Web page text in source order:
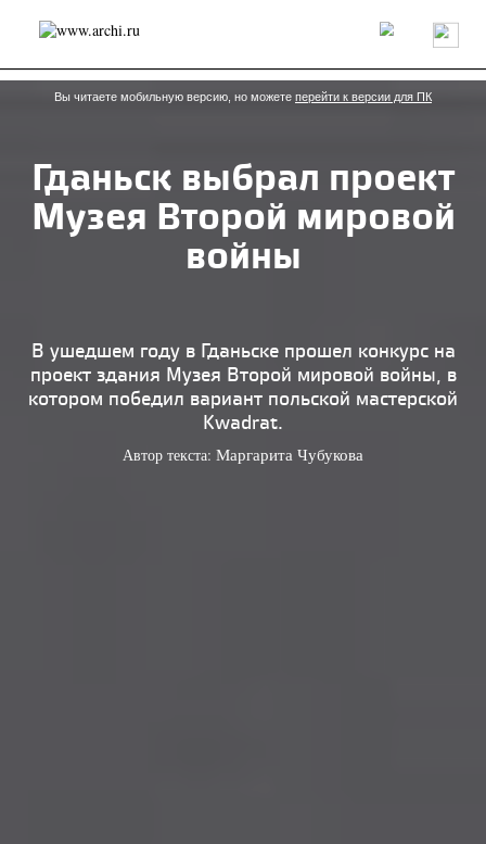
Россия Мир Технологии Интерьер Пресса
Архитекторы
Проекты
Конкурсы События Книги Вакансии
send.project Анонсы конкурсов
Блог
Журнал
Интервью Исследование
Обзор
Объект
Результаты конкурса
Рецензия Архитектура
Вы читаете мобильную версию, но можете перейти к версии для ПК
Гданьск выбрал проект
Музея Второй мировой
войны
В ушедшем году в Гданьске прошел конкурс на
проект здания Музея Второй мировой войны, в
котором победил вариант польской мастерской
Kwadrat.
Автор текста: Маргарита Чубукова